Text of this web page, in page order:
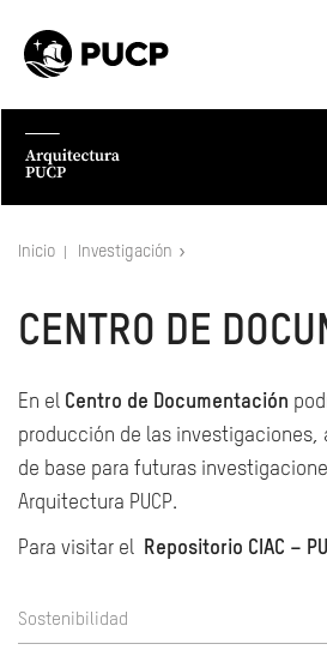
Inicio Investigación
CENTRO DE
En el Centro de Documentación
producción de las investigaciones,
de base para futuras
Arquitectura PUCP.
Para visitar el Repositorio CIAC –
Sostenibilidad